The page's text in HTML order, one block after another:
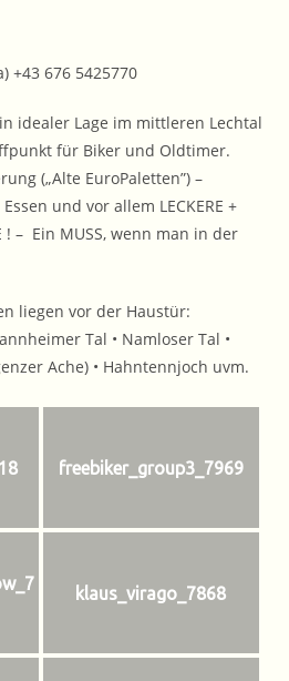
+43 676 5425770
idealer Lage im mittleren Lechtal
für Biker und Oldtimer.
(„Alte EuroPaletten”) –
und vor allem LECKERE +
! – Ein MUSS, wenn man in der
liegen vor der Haustür:
Tal • Namloser Tal •
Ache) • Hahntennjoch uvm.
freebiker_group3_7969
klaus_virago_7868